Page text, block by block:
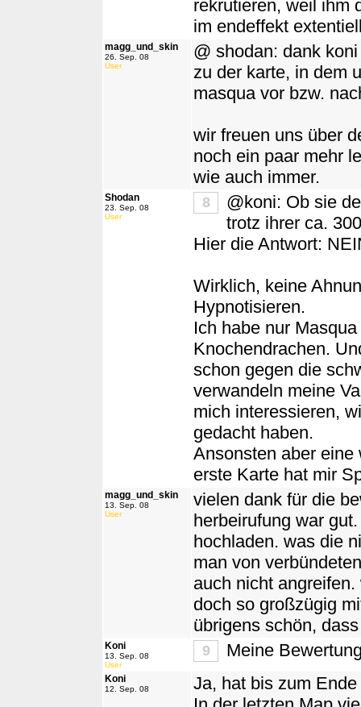
rekrutieren, weil ihm
im endeffekt
magg_und_skin
26. Sep. 08
User
@ shodan: dank
zu der karte, in dem
masqua vor bzw.
wir freuen uns über
noch ein paar mehr
wie auch immer.
Shodan
23. Sep. 08
User
8
@koni: Ob sie
trotz ihrer ca.
Hier die Antwort:
Wirklich, keine
Hypnotisieren.
Ich habe nur
Knochendrachen.
schon gegen die
verwandeln meine
mich interessieren,
gedacht haben.
Ansonsten aber
erste Karte hat mir
magg_und_skin
13. Sep. 08
User
vielen dank für die
herbeirufung war
hochladen. was die
man von
auch nicht
doch so großzügig
übrigens schön,
Koni
13. Sep. 08
User
9 Meine
Koni
12. Sep. 08
Ja, hat bis zum